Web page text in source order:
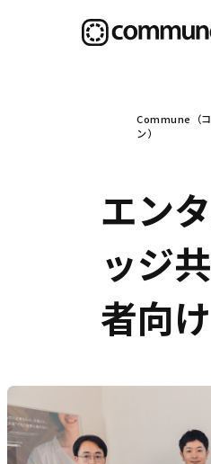
Commune（
ン）
エン
ッジ
者向